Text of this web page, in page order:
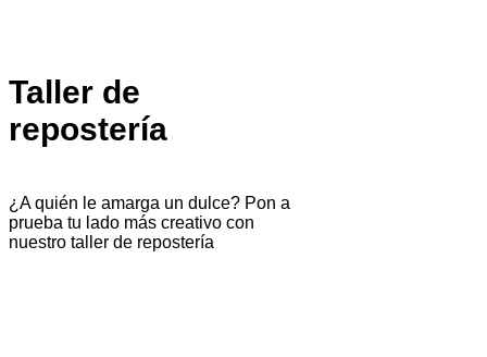
Taller de
repostería
¿A quién le amarga un dulce? Pon a
prueba tu lado más creativo con
nuestro taller de repostería